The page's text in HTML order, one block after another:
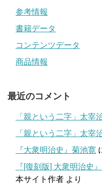
参考情報
書籍データ
コンテンツデータ
商品情報
最近のコメント
「親という二字」太宰
「親という二字」太宰
『大衆明治史』菊池寛
『[復刻版] 大衆明治史
本サイト作者 より